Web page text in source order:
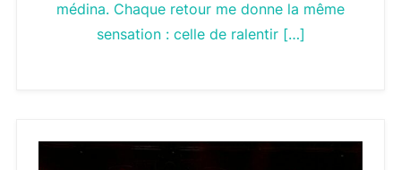
médina. Chaque retour me donne la même
sensation : celle de ralentir […]